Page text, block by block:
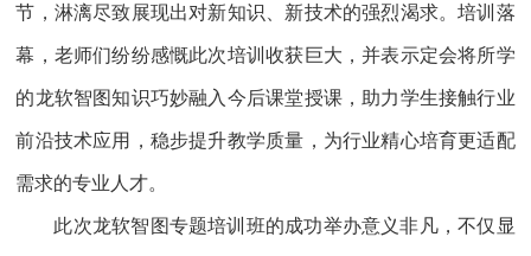
节，淋漓尽致展现出对新知识、新技术的强烈渴求。培训落
幕，老师们纷纷感慨此次培训收获巨大，并表示定会将所学
的龙软智图知识巧妙融入今后课堂授课，助力学生接触行业
前沿技术应用，稳步提升教学质量，为行业精心培育更适配
需求的专业人才。
此次龙软智图专题培训班的成功举办意义非凡，不仅显